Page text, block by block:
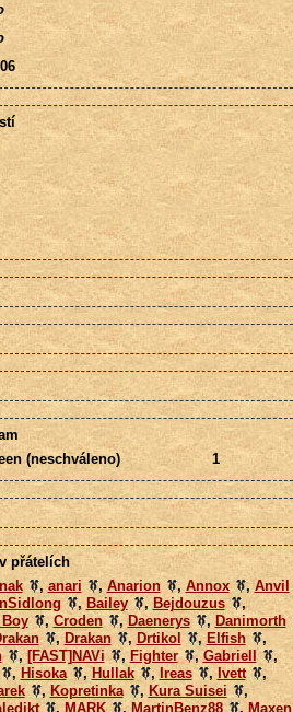
(neschváleno) 1
přátelích
, anari , Anarion , Annox , Anvil
, Bailey , Bejdouzus
,
, Croden ,Daenerys , Danimorth
, Drakan , Drtikol , Elfish
,
, [FAST]NAVi , Fighter ,Gabriell
,
, Hisoka , Hullak , Ireas , Ivett
,
, Kopretinka , Kura Suisei
,
, MARK , MartinBenz88 , Maxen